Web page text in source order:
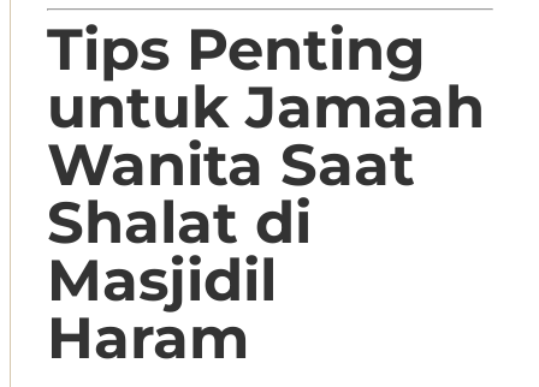
Tips Penting
untuk Jamaah
Wanita Saat
Shalat di
Masjidil
Haram